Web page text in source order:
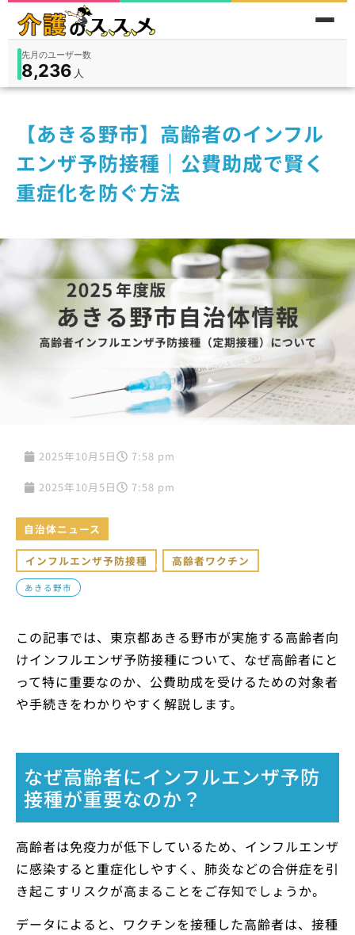
在宅9,360入所3,194
先月のユーザー数
8,236 人
件
【あきる野市】高齢者のインフル
エンザ予防接種｜公費助成で賢く
重症化を防ぐ方法
2025年10月5日 7:58 pm
2025年10月5日 7:58 pm
自治体ニュース
インフルエンザ予防接種 , 高齢者ワクチン
あきる野市
この記事では、東京都あきる野市が実施する高齢者向
けインフルエンザ予防接種について、なぜ高齢者にと
って特に重要なのか、公費助成を受けるための対象者
や手続きをわかりやすく解説します。
なぜ高齢者にインフルエンザ予防
接種が重要なのか？
高齢者は免疫力が低下しているため、インフルエンザ
に感染すると重症化しやすく、肺炎などの合併症を引
き起こすリスクが高まることをご存知でしょうか。
データによると、ワクチンを接種した高齢者は、接種